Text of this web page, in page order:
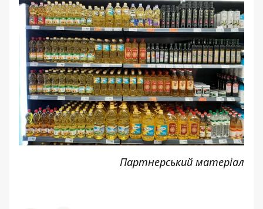
Партнерський матеріал